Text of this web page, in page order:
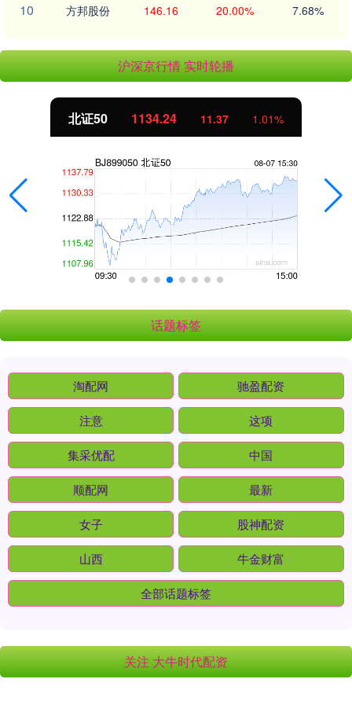
10 方邦股份 146.16 20.00% 7.68%
沪深京行情 实时轮播
北证50 1134.24 11.37 1.01%
话题标签
淘配网 驰盈配资
注意 这项
集采优配 中国
顺配网 最新
女子 股神配资
山西 牛金财富
全部话题标签
关注 大牛时代配资